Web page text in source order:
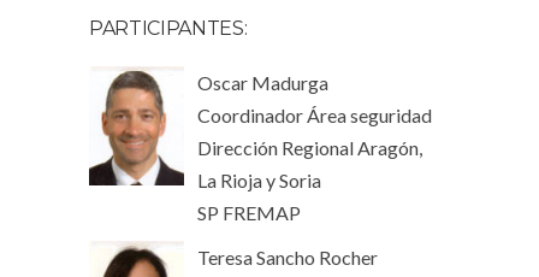
PARTICIPANTES:
Oscar Madurga
Coordinador Área seguridad
Dirección Regional Aragón,
La Rioja y Soria
SP FREMAP
Teresa Sancho Rocher